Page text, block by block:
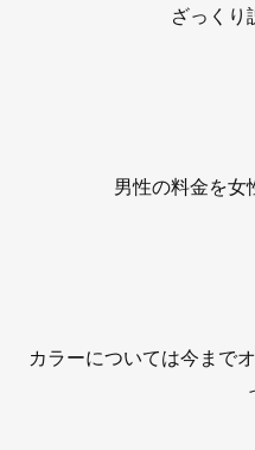
ざっくり
男性の料金を女
カラーについては今まで